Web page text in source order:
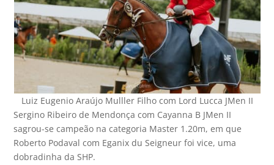
Luiz Eugenio Araújo Mulller Filho com Lord Lucca JMen II
Sergino Ribeiro de Mendonça com Cayanna B JMen II
sagrou-se campeão na categoria Master 1.20m, em que
Roberto Podaval com Eganix du Seigneur foi vice, uma
dobradinha da SHP.